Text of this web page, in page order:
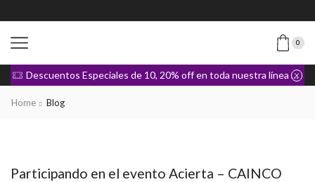
0
Descuentos Especiales de 10, 20% off en toda nuestra línea de Ropa
Home Blog
Eventos
Participando en el evento Acierta – CAINCO